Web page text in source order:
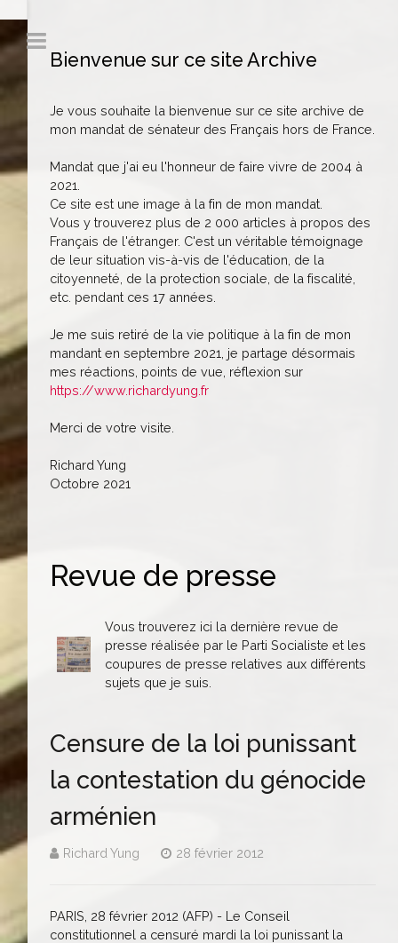
Bienvenue sur ce site Archive
Je vous souhaite la bienvenue sur ce site archive de
mon mandat de sénateur des Français hors de France.
Mandat que j'ai eu l'honneur de faire vivre de 2004 à
2021.
Ce site est une image à la fin de mon mandat.
Vous y trouverez plus de 2 000 articles à propos des
Français de l'étranger. C'est un véritable témoignage
de leur situation vis-à-vis de l'éducation, de la
citoyenneté, de la protection sociale, de la fiscalité,
etc. pendant ces 17 années.
Je me suis retiré de la vie politique à la fin de mon
mandant en septembre 2021, je partage désormais
mes réactions, points de vue, réflexion sur
https://www.richardyung.fr
Merci de votre visite.
Richard Yung
Octobre 2021
Revue de presse
Vous trouverez ici la dernière revue de
presse réalisée par le Parti Socialiste et les
coupures de presse relatives aux différents
sujets que je suis.
Censure de la loi punissant
la contestation du génocide
arménien
Richard Yung 28 février 2012
PARIS, 28 février 2012 (AFP) - Le Conseil
constitutionnel a censuré mardi la loi punissant la